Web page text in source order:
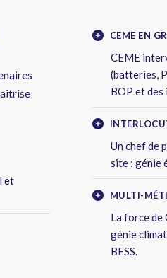
et
CEME EN
CEME
(batteries,
BOP et
Un chef de
site : génie
MULTI-
La force de
génie
BESS.